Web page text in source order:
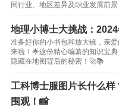
同行业、地区差异及职业发展前
地理小博士大挑战：
准备好你的小书包和放大镜，亲
来啦！🌟这份精心编纂的知识宝
隐藏在地图背后的秘密！🚀📚
工科博士服图片长什么
围观！📸